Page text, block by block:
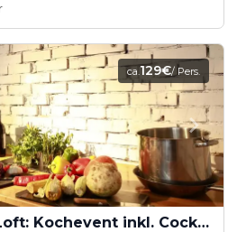
ca.129€/ Pers.
Teamevent im Loft: Kochevent inkl. Cocktail-Workshop ab 16 Teilnehmern